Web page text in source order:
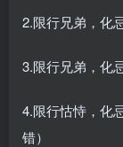
2.限行兄弟，化
3.限行兄弟，化
4.限行怙恃，化
错）